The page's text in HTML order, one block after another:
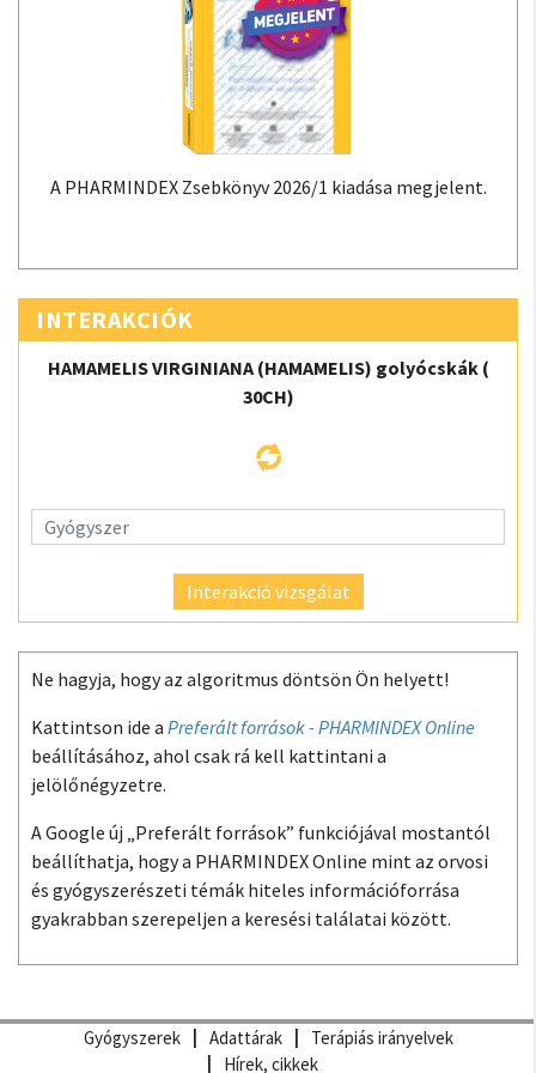
A PHARMINDEX Zsebkönyv 2026/1 kiadása megjelent.
INTERAKCIÓK
HAMAMELIS VIRGINIANA (HAMAMELIS) golyócskák (
30CH)
Interakció vizsgálat
Ne hagyja, hogy az algoritmus döntsön Ön helyett!
Kattintson ide a Preferált források - PHARMINDEX Online
beállításához, ahol csak rá kell kattintani a
jelölőnégyzetre.
A Google új „Preferált források” funkciójával mostantól
beállíthatja, hogy a PHARMINDEX Online mint az orvosi
és gyógyszerészeti témák hiteles információforrása
gyakrabban szerepeljen a keresési találatai között.
Gyógyszerek Adattárak
Terápiás irányelvek
Hírek, cikkek